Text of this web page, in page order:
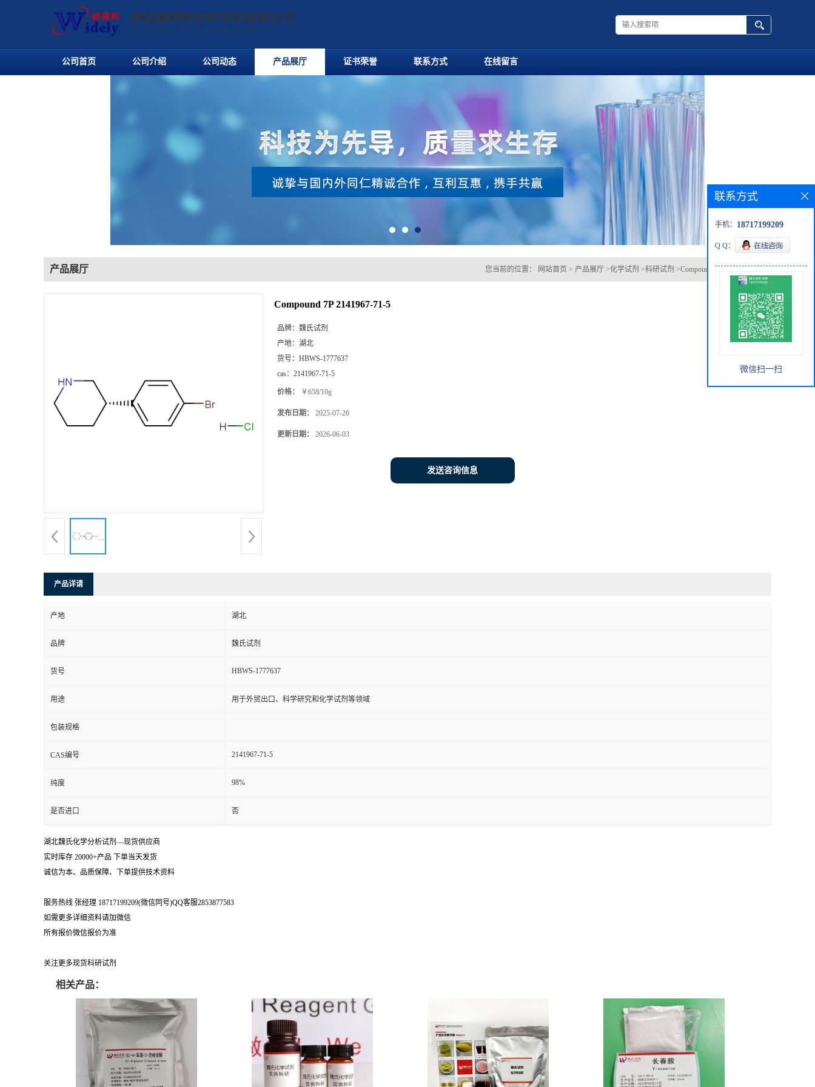
公司首页 公司介绍 公司动态 产品展厅 证书荣誉 联系方式 在线留言
产品展厅 您当前的位置： 网站首页 > 产品展厅 >化学试剂 >科研试剂 >Compound 7P 2141967-71-5
Compound 7P 2141967-71-5
品牌： 魏氏试剂
产地： 湖北
货号： HBWS-1777637
cas： 2141967-71-5
价格： ￥658/10g
发布日期： 2025-07-26
更新日期： 2026-06-03
发送咨询信息
产品详请
产地 湖北
品牌 魏氏试剂
货号 HBWS-1777637
用途 用于外贸出口、科学研究和化学试剂等领域
包装规格
CAS编号 2141967-71-5
纯度 98%
是否进口 否
湖北魏氏化学分析试剂—现货供应商
实时库存 20000+产品 下单当天发货
诚信为本、品质保障、下单提供技术资料
服务热线 张经理 18717199209(微信同号)QQ客服2853877583
如需更多详细资料请加微信
所有报价微信报价为准
关注更多现货科研试剂
相关产品：
联系方式
手机： 18717199209
Q Q：
微信扫一扫